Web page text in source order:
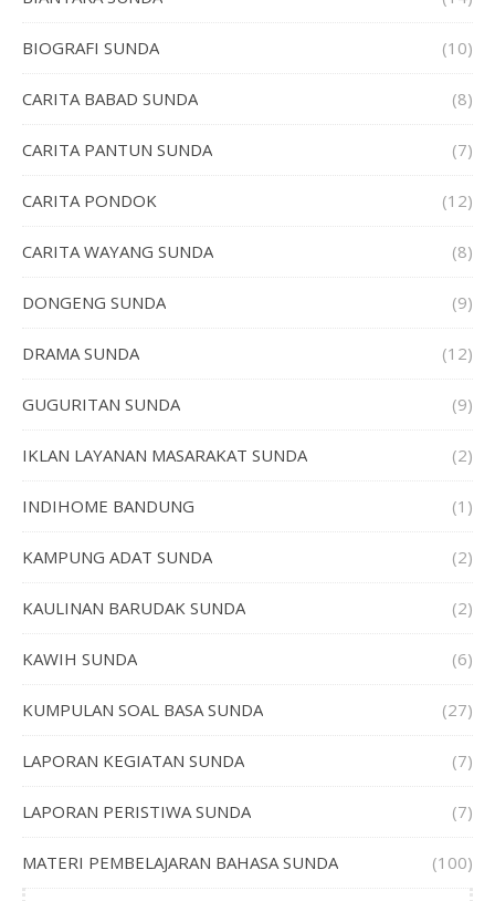
BIOGRAFI SUNDA (10)
CARITA BABAD SUNDA (8)
CARITA PANTUN SUNDA (7)
CARITA PONDOK (12)
CARITA WAYANG SUNDA (8)
DONGENG SUNDA (9)
DRAMA SUNDA (12)
GUGURITAN SUNDA (9)
IKLAN LAYANAN MASARAKAT SUNDA (2)
INDIHOME BANDUNG (1)
KAMPUNG ADAT SUNDA (2)
KAULINAN BARUDAK SUNDA (2)
KAWIH SUNDA (6)
KUMPULAN SOAL BASA SUNDA (27)
LAPORAN KEGIATAN SUNDA (7)
LAPORAN PERISTIWA SUNDA (7)
MATERI PEMBELAJARAN BAHASA SUNDA (100)